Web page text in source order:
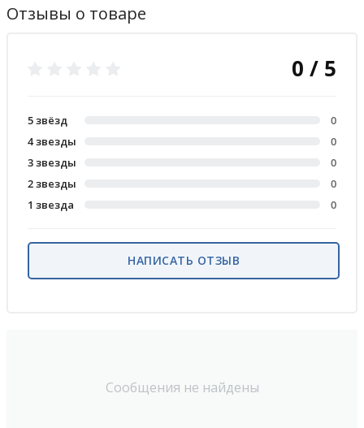
Отзывы о товаре
Сообщения не найдены
0 / 5
5 звёзд
0
4 звезды
0
3 звезды
0
2 звезды
0
1 звезда
0
НАПИСАТЬ ОТЗЫВ